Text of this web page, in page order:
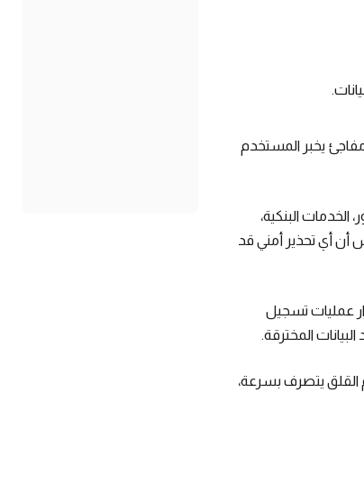
يخبر المستخدم
البنكية،
أن أي تحذير أمني قد
عمليات تسجيل
المخترقة.
القلق يتصرف بسرعة،